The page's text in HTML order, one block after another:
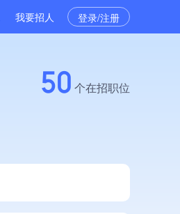
我要招人 登录/注册
50 个在招职位